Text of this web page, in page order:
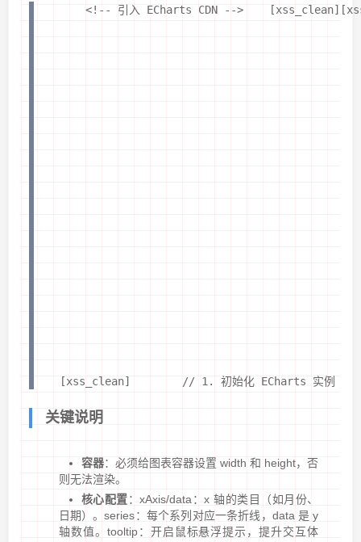
<!-- 引入 ECharts CDN -->
[xss_clean]        // 1. 初始化 ECharts 实例
关键说明
容器：必须给图表容器设置 width 和 height，否
则无法渲染。
核心配置：xAxis/data：x 轴的类目（如月份、
日期）。series：每个系列对应一条折线，data 是 y
轴数值。tooltip：开启鼠标悬浮提示，提升交互体